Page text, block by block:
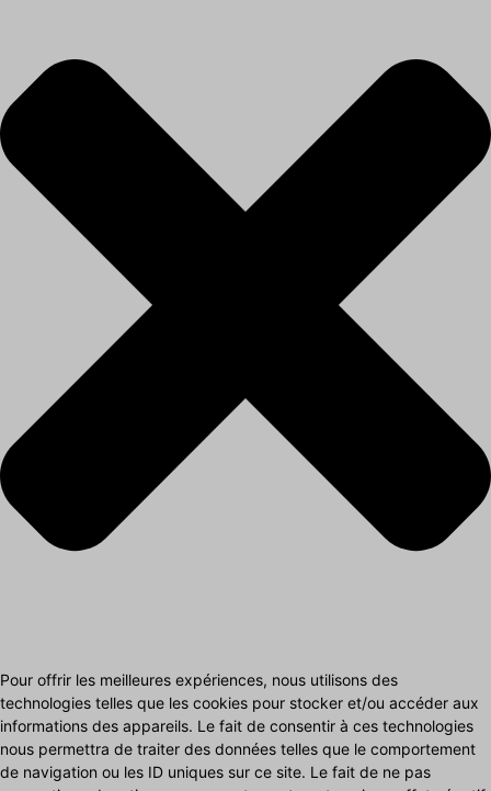
Pour offrir les meilleures expériences, nous utilisons des
technologies telles que les cookies pour stocker et/ou accéder aux
informations des appareils. Le fait de consentir à ces technologies
nous permettra de traiter des données telles que le comportement
de navigation ou les ID uniques sur ce site. Le fait de ne pas